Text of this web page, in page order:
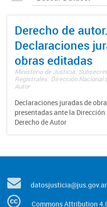
Derecho de autor.
Declaraciones
obras editadas
Ministerio de Justicia.
Registrales. Dirección Nacional
Autor
Declaraciones juradas de
presentadas ante la
Derecho de Autor
datosjusticia@jus.gov.ar
Commons Attribution